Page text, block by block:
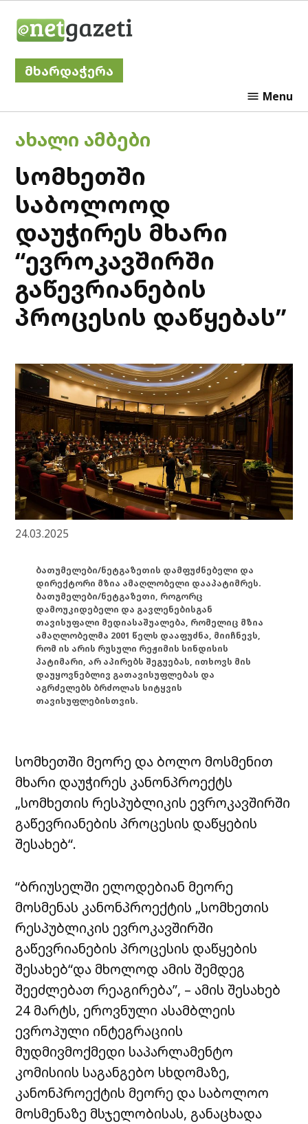
მხარდაჭერა
Menu
POSTED
IN
ᲐᲮᲐᲚᲘ ᲐᲛᲑᲔᲑᲘ
სომხეთში
საბოლოოდ
დაუჭირეს მხარი
“ევროკავშირში
გაწევრიანების
პროცესის დაწყებას”
24.03.2025
ბათუმელები/ნეტგაზეთის დამფუძნებელი და
დირექტორი მზია ამაღლობელი დააპატიმრეს.
ბათუმელები/ნეტგაზეთი, როგორც
დამოუკიდებელი და გავლენებისგან
თავისუფალი მედიასაშუალება, რომელიც მზია
ამაღლობელმა 2001 წელს დააფუძნა, მიიჩნევს,
რომ ის არის რუსული რეჟიმის სინდისის
პატიმარი, არ აპირებს შეგუებას, ითხოვს მის
დაუყოვნებლივ გათავისუფლებას და
აგრძელებს ბრძოლას სიტყვის
თავისუფლებისთვის.
სომხეთში მეორე და ბოლო მოსმენით
მხარი დაუჭირეს კანონპროექტს
„სომხეთის რესპუბლიკის ევროკავშირში
გაწევრიანების პროცესის დაწყების
შესახებ“.
“ბრიუსელში ელოდებიან მეორე
მოსმენას კანონპროექტის „სომხეთის
რესპუბლიკის ევროკავშირში
გაწევრიანების პროცესის დაწყების
შესახებ“და მხოლოდ ამის შემდეგ
შეეძლებათ რეაგირება”, – ამის შესახებ
24 მარტს, ეროვნული ასამბლეის
ევროპული ინტეგრაციის
მუდმივმოქმედი საპარლამენტო
კომისიის საგანგებო სხდომაზე,
კანონპროექტის მეორე და საბოლოო
მოსმენაზე მსჯელობისას, განაცხადა